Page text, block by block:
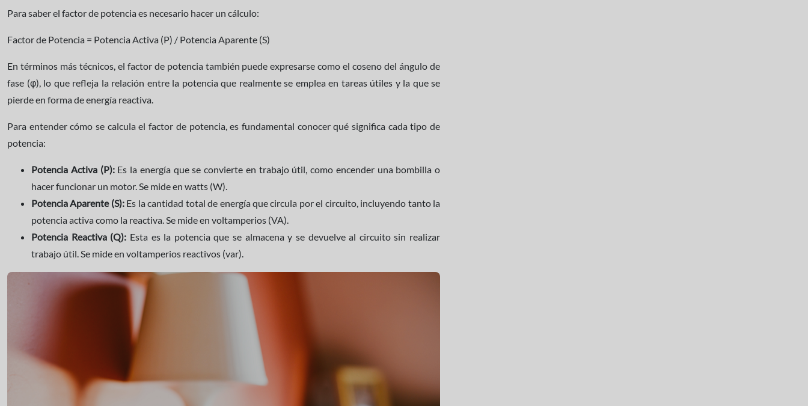
Para saber el factor de potencia es necesario hacer un cálculo:
Factor de Potencia = Potencia Activa (P) / Potencia Aparente (S)
En términos más técnicos, el factor de potencia también puede expresarse como el coseno del ángulo de
fase (φ), lo que refleja la relación entre la potencia que realmente se emplea en tareas útiles y la que se
pierde en forma de energía reactiva.
Para entender cómo se calcula el factor de potencia, es fundamental conocer qué significa cada tipo de
potencia:
Potencia Activa (P):Es la energía que se convierte en trabajo útil, como encender una bombilla o
hacer funcionar un motor. Se mide en watts (W).
Potencia Aparente (S):Es la cantidad total de energía que circula por el circuito, incluyendo tanto la
potencia activa como la reactiva. Se mide en voltamperios (VA).
Potencia Reactiva (Q): Esta es la potencia que se almacena y se devuelve al circuito sin realizar
trabajo útil. Se mide en voltamperios reactivos (var).